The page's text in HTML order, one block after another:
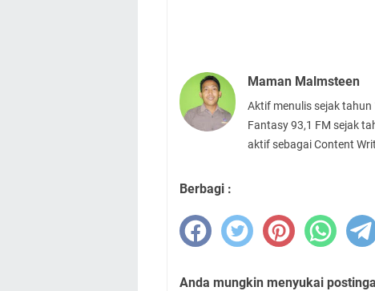
Maman Malmsteen
Aktif menulis sejak
Fantasy 93,1 FM sejak
aktif sebagai Content
Berbagi :
Anda mungkin menyukai